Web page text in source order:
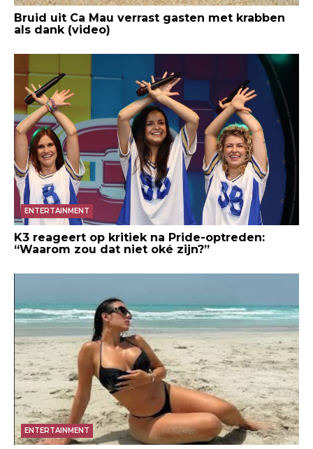
Bruid uit Ca Mau verrast gasten met krabben
als dank (video)
ENTERTAINMENT
K3 reageert op kritiek na Pride-optreden:
“Waarom zou dat niet oké zijn?”
ENTERTAINMENT